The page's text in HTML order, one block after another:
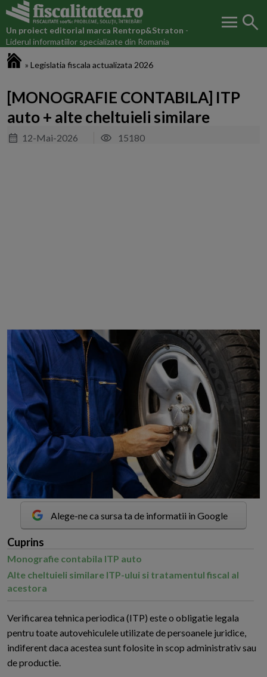
Un proiect editorial marca Rentrop&Straton -
Liderul informatiilor specializate din Romania
menu search
» Legislatia fiscala actualizata 2026
[MONOGRAFIE CONTABILA] ITP
auto + alte cheltuieli similare
12-Mai-2026 15180
Alege-ne ca sursa ta de informatii in Google
Cuprins
Monografie contabila ITP auto
Alte cheltuieli similare ITP-ului si tratamentul fiscal al
acestora
Verificarea tehnica periodica (ITP) este o obligatie legala
pentru toate autovehiculele utilizate de persoanele juridice,
indiferent daca acestea sunt folosite in scop administrativ sau
de productie.